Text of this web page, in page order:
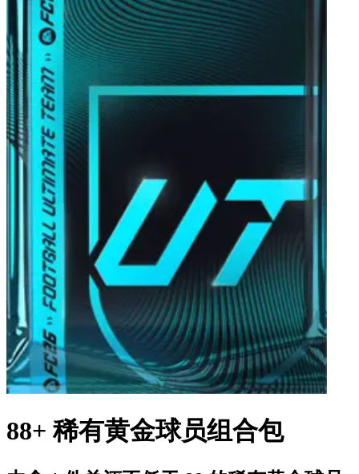
88+ 稀有黄金球员组合包